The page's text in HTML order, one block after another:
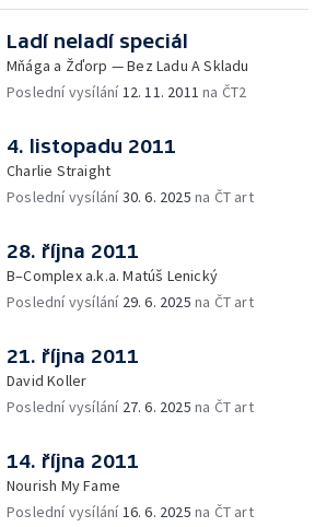
Ladí neladí speciál
Mňága a Žďorp — Bez Ladu A Skladu
Poslední vysílání12. 11. 2011 na ČT2
4. listopadu 2011
Charlie Straight
Poslední vysílání30. 6. 2025 na ČT art
28. října 2011
B–Complex a.k.a. Matúš Lenický
Poslední vysílání 29. 6. 2025 na ČT art
21. října 2011
David Koller
Poslední vysílání 27. 6. 2025 na ČT art
14. října 2011
Nourish My Fame
Poslední vysílání16. 6. 2025 na ČT art